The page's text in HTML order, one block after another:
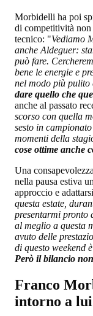
Morbidelli ha poi
di competitività non
tecnico: "Vediamo
anche Aldeguer:
può fare.
bene le energie e
nel modo più pulito
dare quello che
anche al passato
scorso con quella
sesto in
momenti della
cose ottime anche
Una
nella pausa estiva
approccio e
questa estate,
presentarmi pronto
al meglio a questa
avuto delle
di questo weekend
Però il bilancio
Franco
intorno a lui